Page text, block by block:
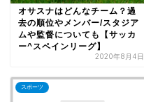
オサスナはどんなチーム？過
去の順位やメンバー/スタジア
ムや監督についても【サッカ
ー^スペインリーグ】
2020年8月4日
スポーツ